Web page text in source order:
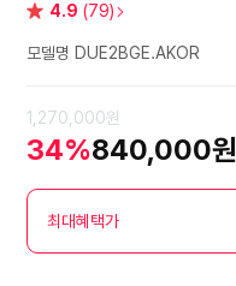
별 4.9 (79)
모델명 DUE2BGE.AKOR
1,270,000원
34%840,000원
최대혜택가